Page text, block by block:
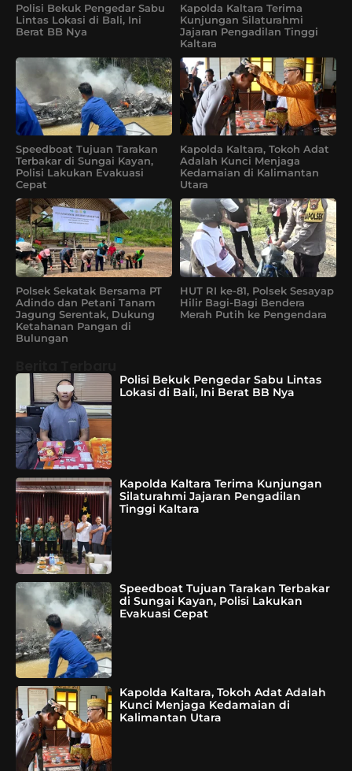
Polisi Bekuk Pengedar Sabu
Lintas Lokasi di Bali, Ini
Berat BB Nya
Kapolda Kaltara Terima
Kunjungan Silaturahmi
Jajaran Pengadilan Tinggi
Kaltara
Speedboat Tujuan Tarakan
Terbakar di Sungai Kayan,
Polisi Lakukan Evakuasi
Cepat
Kapolda Kaltara, Tokoh Adat
Adalah Kunci Menjaga
Kedamaian di Kalimantan
Utara
Polsek Sekatak Bersama PT
Adindo dan Petani Tanam
Jagung Serentak, Dukung
Ketahanan Pangan di
Bulungan
HUT RI ke-81, Polsek Sesayap
Hilir Bagi-Bagi Bendera
Merah Putih ke Pengendara
Polisi Bekuk Pengedar Sabu Lintas
Lokasi di Bali, Ini Berat BB Nya
Kapolda Kaltara Terima Kunjungan
Silaturahmi Jajaran Pengadilan
Tinggi Kaltara
Speedboat Tujuan Tarakan Terbakar
di Sungai Kayan, Polisi Lakukan
Evakuasi Cepat
Kapolda Kaltara, Tokoh Adat Adalah
Kunci Menjaga Kedamaian di
Kalimantan Utara